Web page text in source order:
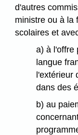
d'autres
ministre ou à la
scolaires et
a) à l'offre
langue
l'extérieur
dans des
b) au